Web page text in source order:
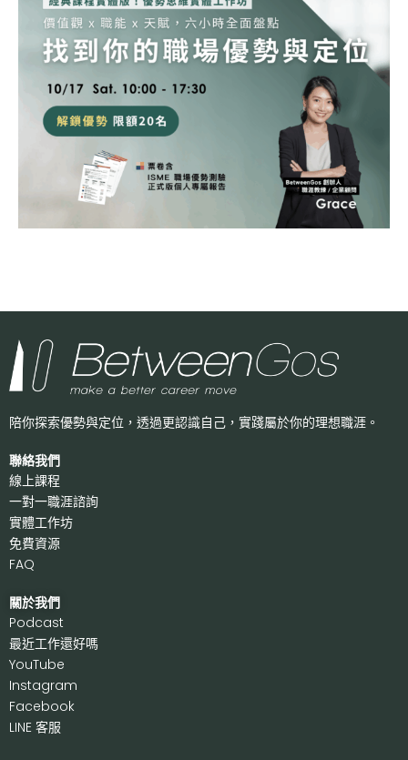
陪你探索優勢與定位，透過更認識自己， 實踐屬於你的理想職涯。
聯絡我們
線上課程
一對一職涯諮詢
實體工作坊
免費資源
FAQ
關於我們
Podcast
最近工作還好嗎
YouTube
Instagram
Facebook
LINE 客服